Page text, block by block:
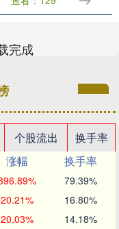
清洗维修翻新新趋势？
完成
个股流出
换手率
涨幅
换手率
79.39%
20.21% 16.80%
20.03% 14.18%